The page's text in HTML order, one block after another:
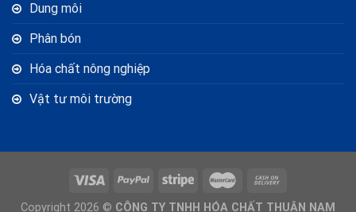
Dung môi
Phân bón
Hóa chất nông nghiệp
Vật tư môi trường
Copyright 2026 © CÔNG TY TNHH HÓA CHẤT THUẬN NAM